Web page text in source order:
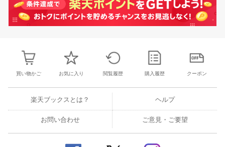
買い物かご お気に入り 閲覧履歴 購入履歴 クーポン
楽天ブックスとは？ ヘルプ
お問い合わせ ご意見・ご要望